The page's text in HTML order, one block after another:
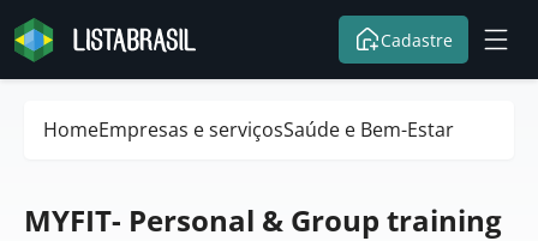
Cadastre
HomeEmpresas e serviçosSaúde e Bem-Estar
MYFIT- Personal & Group training